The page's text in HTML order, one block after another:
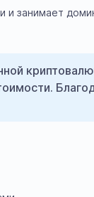
и занимает